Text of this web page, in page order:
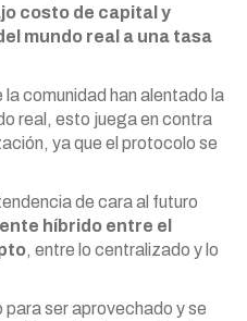
costo de capital y
mundo real a una tasa
comunidad han alentado la
real, esto juega en contra
ya que el protocolo se
de cara al futuro
híbrido entre el
, entre lo centralizado y lo
ser aprovechado y se